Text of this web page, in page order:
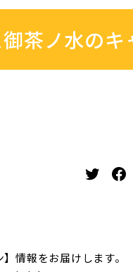
茶ノ水のキ
Twitter Facebook
情報をお届けします。